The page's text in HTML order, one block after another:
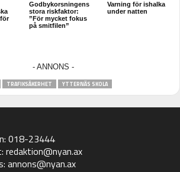
Godbykorsningens
stora riskfaktor:
”För mycket fokus
på smitfilen”
Varning för ishalka
under natten
TRAFIKSÄKERHET YTTERNÄS SKOLA
018-23444
redaktion@nyan.ax
annons@nyan.ax